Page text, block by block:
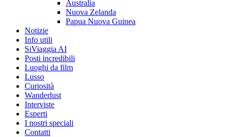
Australia
Nuova Zelanda
Papua Nuova Guinea
Notizie
Info utili
SiViaggia AI
Posti incredibili
Luoghi da film
Lusso
Curiosità
Wanderlust
Interviste
Esperti
I nostri speciali
Contatti